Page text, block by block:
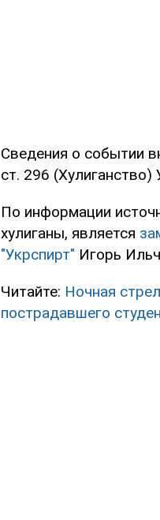
Сведения о событии
ст. 296 (Хулиганство)
По информации
хулиганы, является
"Укрспирт" Игорь
Читайте: Ночная
пострадавшего